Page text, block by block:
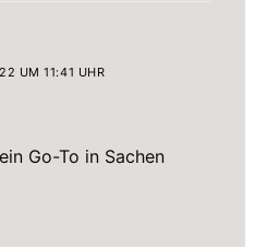
UM 11:41 UHR
Go-To in Sachen